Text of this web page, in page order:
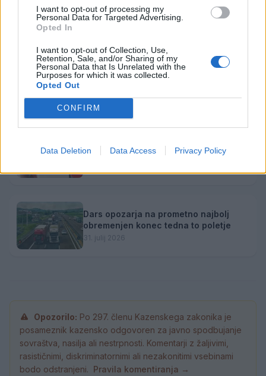
I want to opt-out of processing my
Personal Data for Targeted Advertising.
Opted In
I want to opt-out of Collection, Use,
Retention, Sale, and/or Sharing of my
Personal Data that Is Unrelated with the
Purposes for which it was collected.
Opted Out
CONFIRM
Data Deletion Data Access Privacy Policy
vplivala na letošnje poslovanje
7. avgust 2026
Poletje v Knjižnici Velenje: od branja
cene dizla in kurilnega olja
Dars opozarja na prometno najbolj
obremenjen konec tedna to poletje
31. julij 2026
Opozorilo: Po 297. členu Kazenskega zakonika je
posameznik kazensko odgovoren za javno spodbujanje
sovraštva, nasilja ali nestrpnosti. Komentarji z žaljivimi,
rasističnimi, diskriminatornimi ali nezakonitimi vsebinami
bodo odstranjeni. Pravila komentiranja →